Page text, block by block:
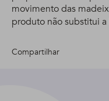
movimento das
produto não substitui
Compartilhar